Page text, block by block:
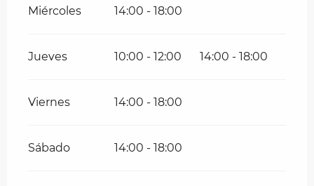
Miércoles 14:00 - 18:00
Jueves 10:00 - 12:00 14:00 - 18:00
Viernes 14:00 - 18:00
Sábado 14:00 - 18:00